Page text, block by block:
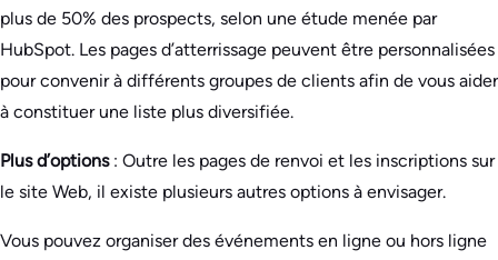
plus de 50% des prospects, selon une étude menée par
HubSpot. Les pages d’atterrissage peuvent être personnalisées
pour convenir à différents groupes de clients afin de vous aider
à constituer une liste plus diversifiée.
Plus d’options : Outre les pages de renvoi et les inscriptions sur
le site Web, il existe plusieurs autres options à envisager.
Vous pouvez organiser des événements en ligne ou hors ligne